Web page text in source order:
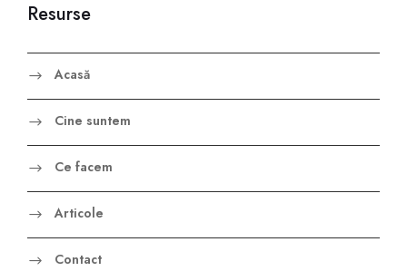
Resurse
Acasă
Cine suntem
Ce facem
Articole
Contact